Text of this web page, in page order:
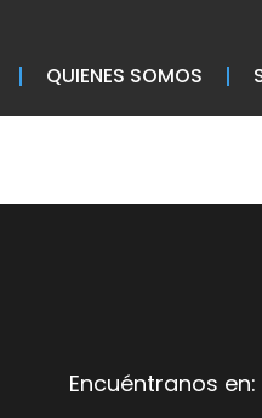
QUIENES SOMOS
Encuéntranos en: